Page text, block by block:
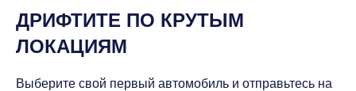
ДРИФТИТЕ ПО КРУТЫМ
ЛОКАЦИЯМ
Выберите свой первый автомобиль и отправьтесь на